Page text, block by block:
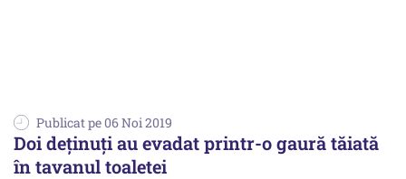
Publicat pe 06 Noi 2019
Doi deţinuţi au evadat printr-o gaură tăiată
în tavanul toaletei